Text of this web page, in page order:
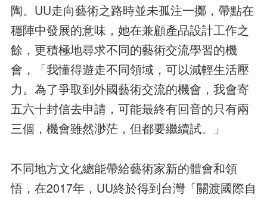
陶。UU走向藝術之路時並未孤注一擲，帶點在
穩陣中發展的意味，她在兼顧產品設計工作之
餘，更積極地尋求不同的藝術交流學習的機
會，「我懂得遊走不同領域，可以減輕生活壓
力。為了爭取到外國藝術交流的機會，我會寄
五六十封信去申請，可能最終有回音的只有兩
三個，機會雖然渺茫，但都要繼續試。」
不同地方文化總能帶給藝術家新的體會和領
悟，在2017年，UU終於得到台灣「關渡國際自